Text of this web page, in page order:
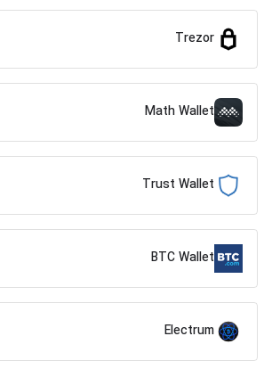
Trezor
Math Wallet
Trust Wallet
BTC Wallet
Electrum